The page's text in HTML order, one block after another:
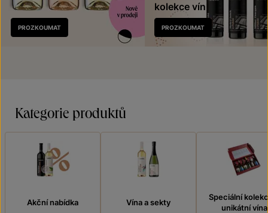
Nově
v prodeji
PROZKOUMAT
kolekce vín
PROZKOUMAT
Kategorie produktů
Akční nabídka Vína a sekty
Speciální
unikátní vína